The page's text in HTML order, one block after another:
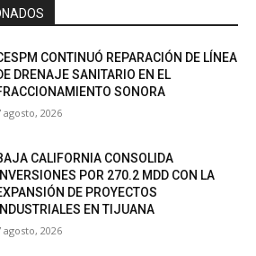
CONTINUÓ REPARACIÓN DE LÍNEA
DRENAJE SANITARIO EN EL
SONORA
agosto, 2026
CALIFORNIA CONSOLIDA
INVERSIONES POR 270.2 MDD CON LA
DE PROYECTOS
INDUSTRIALES EN TIJUANA
agosto, 2026